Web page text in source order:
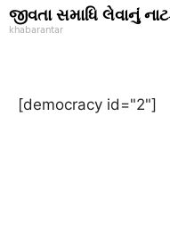
જીવતા સમાધિ લેવાનું
khabarantar
[democracy id="2"]